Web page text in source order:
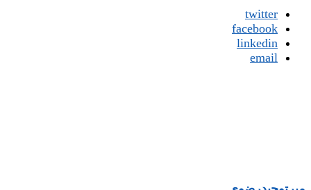
twitter
facebook
linkedin
email